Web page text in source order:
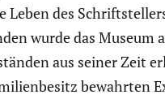
Leben des
wurde das
aus seiner Zeit
bewahrten